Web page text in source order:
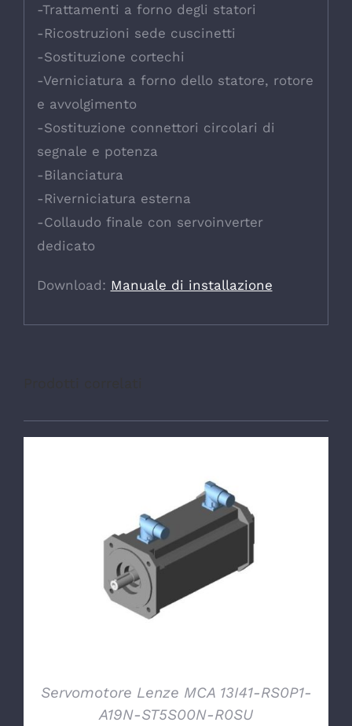
-Trattamenti a forno degli statori
-Ricostruzioni sede cuscinetti
-Sostituzione cortechi
-Verniciatura a forno dello statore, rotore
e avvolgimento
-Sostituzione connettori circolari di
segnale e potenza
-Bilanciatura
-Riverniciatura esterna
-Collaudo finale con servoinverter
dedicato
Download: Manuale di installazione
DETTAGLI
Servomotore Lenze MCA 13I41-RS0P1-
A19N-ST5S00N-R0SU